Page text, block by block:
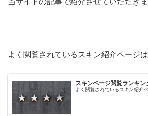
当サイトの記事で紹介させていただきま
よく閲覧されているスキン紹介ページは
スキンページ閲覧ランキン
よく閲覧されているスキン紹介